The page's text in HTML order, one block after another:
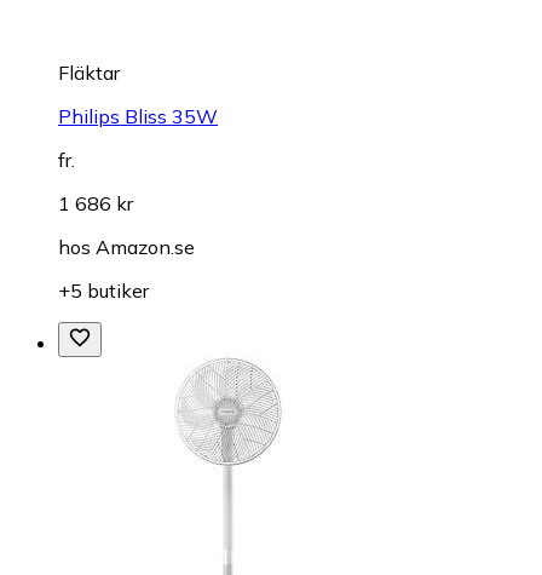
Fläktar
Philips Bliss 35W
fr.
1 686 kr
hos Amazon.se
+5 butiker